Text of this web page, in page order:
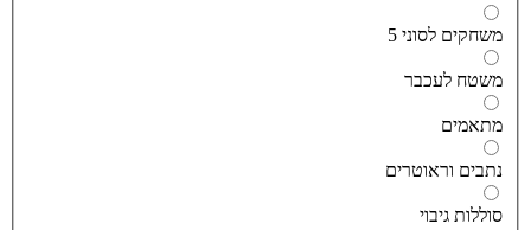
לסוני 5
לעכבר
וראוטרים
גיבוי